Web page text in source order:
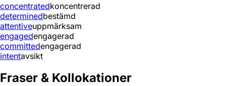
concentratedkoncentrerad
determinedbestämd
attentiveuppmärksam
engagedengagerad
committedengagerad
intentavsikt
Fraser & Kollokationer